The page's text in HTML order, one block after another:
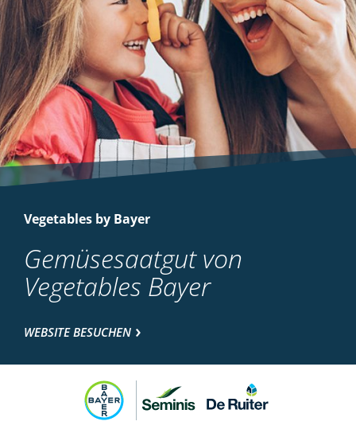
Vegetables by Bayer
Gemüsesaatgut von
Vegetables Bayer
WEBSITE BESUCHEN